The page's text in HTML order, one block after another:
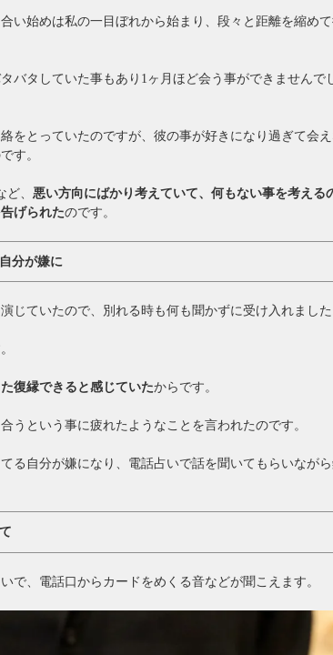
い始めは私の一目ぼれから始まり、段々と距離を縮め
バタしていた事もあり1ヶ月ほど会う事ができませんで
をとっていたのですが、彼の事が好きになり過ぎて会
す。
、 悪い方向にばかり考えていて、何もない事を考える
げられたのです。
分が嫌に
じていたので、別れる時も何も聞かずに受け入れました
復縁できると感じていたからです。
うという事に疲れたようなことを言われたのです。
る自分が嫌になり、電話占いで話を聞いてもらいなが
で、電話口からカードをめくる音などが聞こえます。